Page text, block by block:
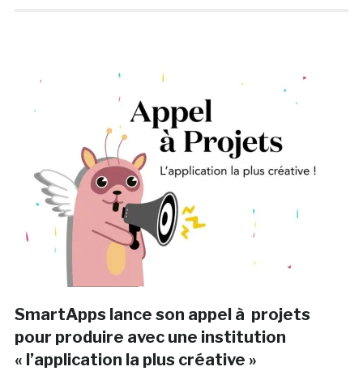
SmartApps lance son appel à projets
pour produire avec une institution
« l’application la plus créative »